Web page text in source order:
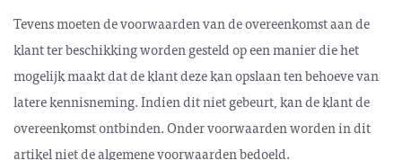
Tevens moeten de voorwaarden van de overeenkomst aan de
klant ter beschikking worden gesteld op een manier die het
mogelijk maakt dat de klant deze kan opslaan ten behoeve van
latere kennisneming. Indien dit niet gebeurt, kan de klant de
overeen­komst ontbinden. Onder voorwaarden worden in dit
artikel niet de algemene voorwaarden bedoeld.